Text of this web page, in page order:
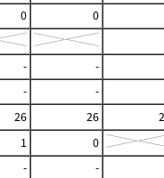
0 0
- -
- -
26 26
1
0
- -